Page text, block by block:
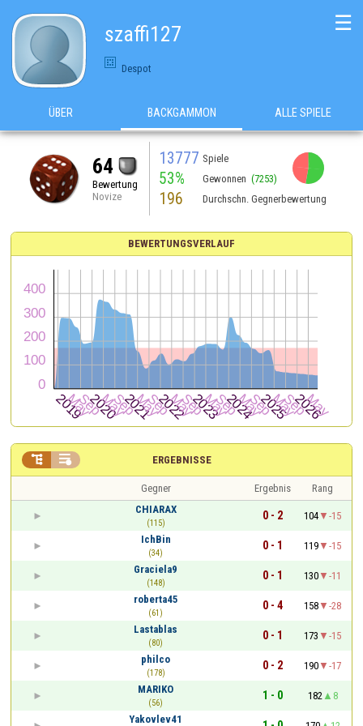
szaffi127
Despot
☰
ÜBER BACKGAMMON ALLE SPIELE
64
Bewertung
Novize
13777 Spiele
53% Gewonnen (7253)
196 Durchschn. Gegnerbewertung
BEWERTUNGSVERLAUF
ERGEBNISSE
 
Gegner Ergebnis
Rang
CHIARAX
(115)
0 - 2 104
-15
IchBin
(34)
0 - 1 119
-15
Graciela9
(148)
0 - 1 130
-11
roberta45
(61)
0 - 4 158
-28
Lastablas
(80)
0 - 1 173
-15
philco
(178)
0 - 2 190
-17
MARIKO
(56)
1 - 0 182
8
Yakovlev41